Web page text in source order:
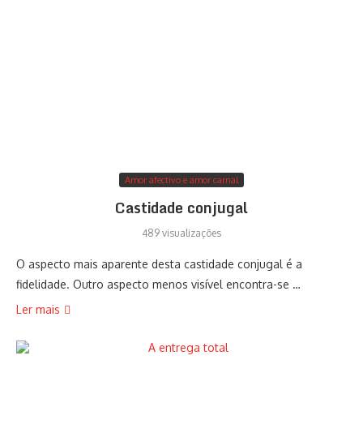
Amor afectivo e amor carnal
Castidade conjugal
489 visualizações
O aspecto mais aparente desta castidade conjugal é a
fidelidade. Outro aspecto menos visível encontra-se …
Ler mais